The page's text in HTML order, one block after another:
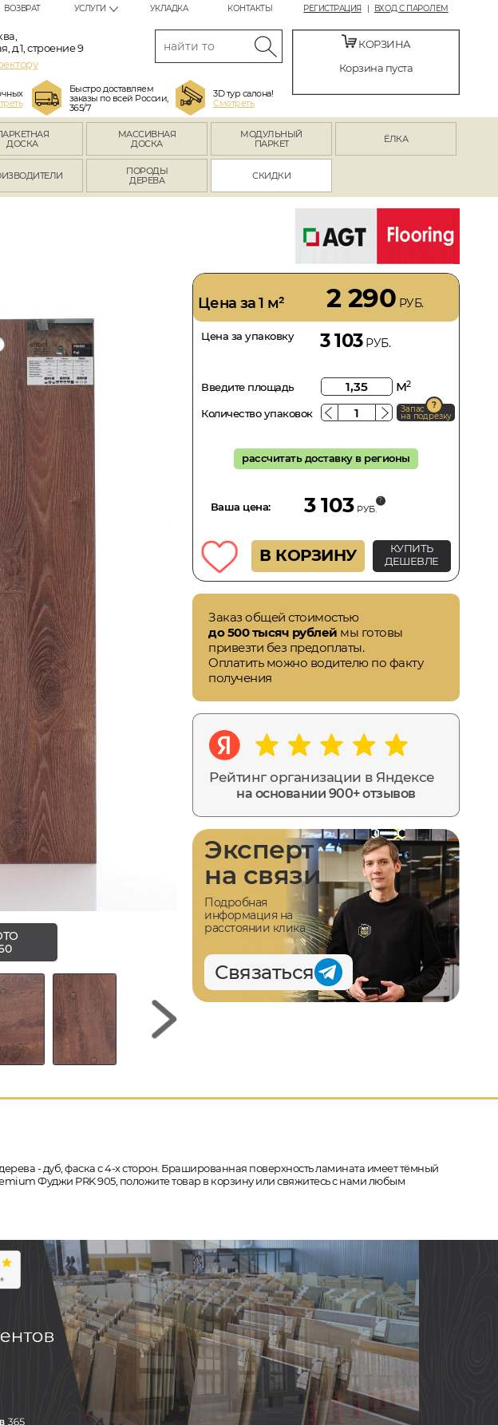
РЕГИСТРАЦИЯ ВХОД С ПАРОЛЕМ
ВОЗВРАТ УСЛУГИ УКЛАДКА КОНТАКТЫ
д.1, строение 9
Быстро доставляем
заказы по всей России,
365/7
3D тур салона!
Смотреть
КОРЗИНА
Корзина пуста
ДОСКА
МАССИВНАЯ
ДОСКА
МОДУЛЬНЫЙ
ПАРКЕТ
ЁЛКА
ПОРОДЫ
ДЕРЕВА
СКИДКИ
Цена за 1 м² 2 290 РУБ.
Цена за упаковку 3 103РУБ.
Введите площадь м2
Количество упаковок Запас
на подрезку
рассчитать доставку в регионы
Ваша цена: 3 103 РУБ.
В КОРЗИНУ
КУПИТЬ
ДЕШЕВЛЕ
Заказ общей стоимостью
до 500 тысяч рублей мы готовы
привезти без предоплаты.
Оплатить можно водителю по факту
получения
Рейтинг организации в Яндексе
на основании 900+ отзывов
Эксперт
на связи
Подробная
информация на
расстоянии клика
Связаться
- дуб, фаска с 4-х сторон. Брашированная поверхность ламината имеет тёмный
Фуджи PRK 905, положите товар в корзину или свяжитесь с нами любым